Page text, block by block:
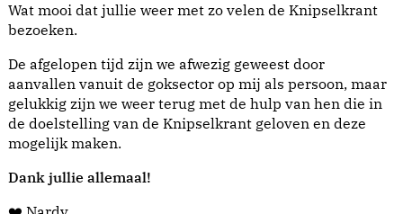
Wat mooi dat jullie weer met zo velen de Knipselkrant
bezoeken.
De afgelopen tijd zijn we afwezig geweest door
aanvallen vanuit de goksector op mij als persoon, maar
gelukkig zijn we weer terug met de hulp van hen die in
de doelstelling van de Knipselkrant geloven en deze
mogelijk maken.
Dank jullie allemaal!